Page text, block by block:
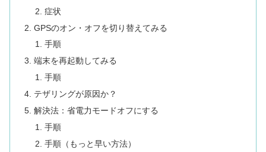
症状
GPSのオン・オフを切り替えてみる
手順
端末を再起動してみる
手順
テザリングが原因か？
解決法：省電力モードオフにする
手順
手順（もっと早い方法）